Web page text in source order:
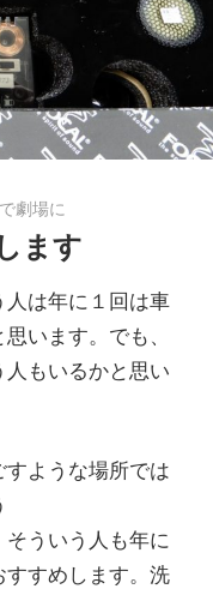
劇場に
ます
は年に１回は車
います。でも、
もいるかと思い
ような場所では
ういう人も年に
すすめします。洗